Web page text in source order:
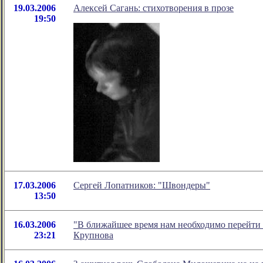
19.03.2006
19:50
Алексей Сагань: стихотворения в прозе
17.03.2006
13:50
Сергей Лопатников: "Швондеры"
16.03.2006
23:21
"В ближайшее время нам необходимо
Крупнова